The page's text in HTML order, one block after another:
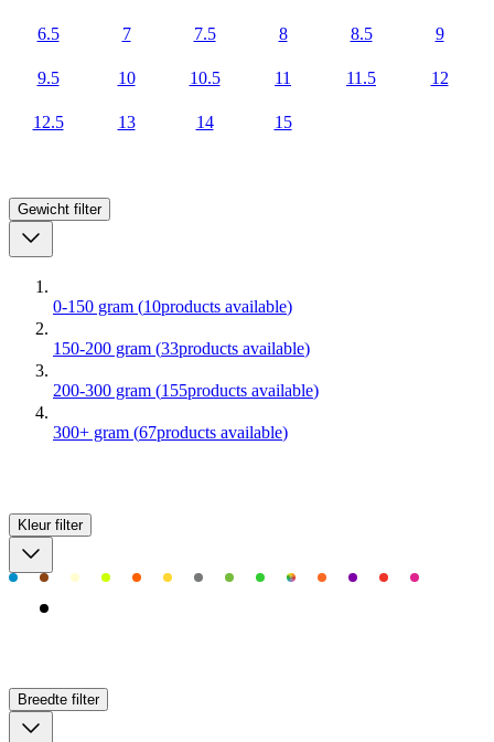
6.5 7 7.5 8 8.5 9
9.5 10 10.5 11 11.5 12
12.5 13 14 15
Gewicht filter
0-150 gram (10products available)
150-200 gram (33products available)
200-300 gram (155products available)
300+ gram (67products available)
Kleur filter
Breedte filter